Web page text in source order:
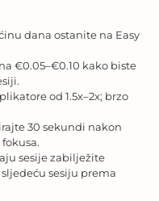
dana ostanite na Easy
€0.05–€0.10 kako biste
od 1.5x–2x; brzo
30 sekundi nakon
sesije zabilježite
sesiju prema